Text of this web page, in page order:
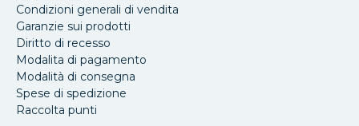
Condizioni generali di vendita
Garanzie sui prodotti
Diritto di recesso
Modalita di pagamento
Modalità di consegna
Spese di spedizione
Raccolta punti